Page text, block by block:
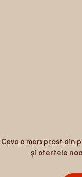
Ceva a mers prost din
și ofertele